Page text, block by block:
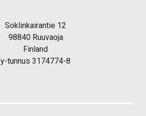
Soklinkairantie 12
98840 Ruuvaoja
Finland
y-tunnus 3174774-8